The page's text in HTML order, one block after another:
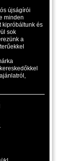
újságírói
minden
kipróbáltunk és
sok
a